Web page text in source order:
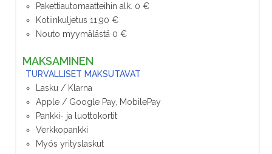
Pakettiautomaatteihin alk. 0 €
Kotiinkuljetus 11,90 €
Nouto myymälästä 0 €
MAKSAMINEN
TURVALLISET MAKSUTAVAT
Lasku / Klarna
Apple / Google Pay, MobilePay
Pankki- ja luottokortit
Verkkopankki
Myös yrityslaskut